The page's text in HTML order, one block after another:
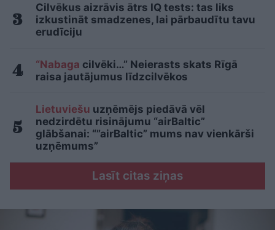
Cilvēkus aizrāvis ātrs IQ tests: tas liks
izkustināt smadzenes, lai pārbaudītu tavu
erudīciju
“Nabaga cilvēki…” Neierasts skats Rīgā
raisa jautājumus līdzcilvēkos
Lietuviešu uzņēmējs piedāvā vēl
nedzirdētu risinājumu “airBaltic”
glābšanai: “”airBaltic” mums nav vienkārši
uzņēmums”
Lasīt citas ziņas